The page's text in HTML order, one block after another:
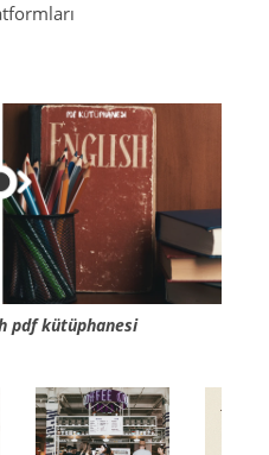
pdf kütüphanesi